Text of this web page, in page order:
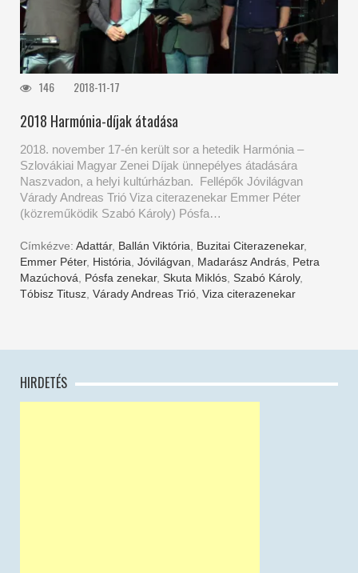
146 2018-11-17
2018 Harmónia-díjak átadása
2018. november 17-én került sor a hetedik Harmónia –
Szlovákiai Magyar Zenei Díjak ünnepélyes átadására
Naszvadon, a helyi kultúrházban. Fellépők Jóvilágvan
Várady Andreas Trió Viza citerazenekar Emmer Péter
(közreműködik Szabó Károly) Pósfa…
Címkézve: Adattár, Ballán Viktória Buzitai Citerazenekar,
Emmer Péter, História Jóvilágvan Madarász András Petra
Mazúchová
Pósfa zenekar, Skuta Miklós Szabó Károly,
Tóbisz Titusz Várady Andreas Trió Viza citerazenekar
HIRDETÉS